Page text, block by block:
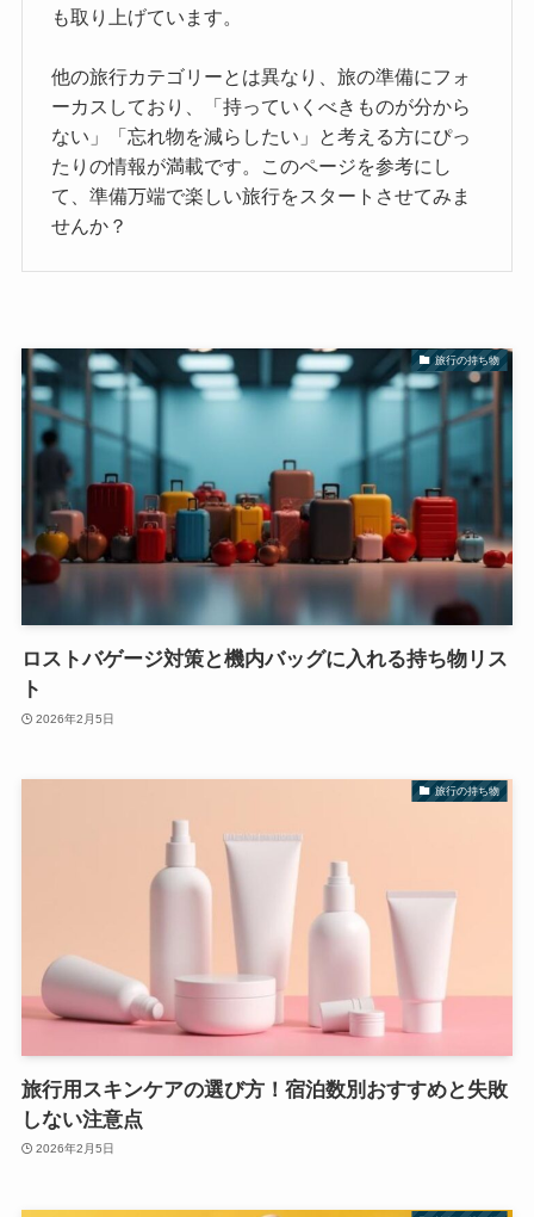
も取り上げています。
他の旅行カテゴリーとは異なり、旅の準備にフォ
ーカスしており、「持っていくべきものが分から
ない」「忘れ物を減らしたい」と考える方にぴっ
たりの情報が満載です。このページを参考にし
て、準備万端で楽しい旅行をスタートさせてみま
せんか？
旅行の持ち物
ロストバゲージ対策と機内バッグに入れる持ち物リス
ト
2026年2月5日
旅行の持ち物
旅行用スキンケアの選び方！宿泊数別おすすめと失敗
しない注意点
2026年2月5日